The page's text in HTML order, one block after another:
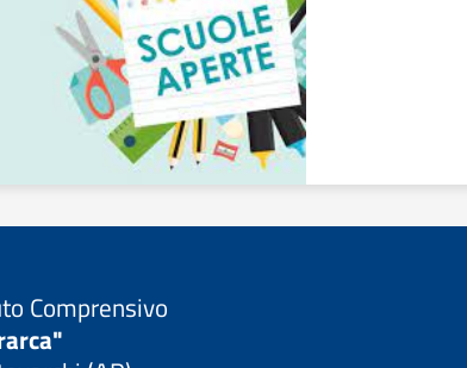
Comprensivo